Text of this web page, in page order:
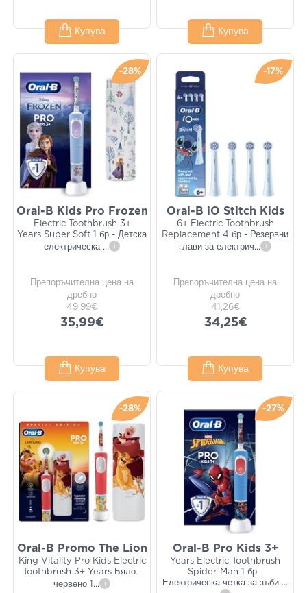
Купува Купува
-28%
Oral-B Kids Pro Frozen
Electric Toothbrush 3+
Years Super Soft 1 бр - Детска
електрическа ... i
Препоръчителна цена на
дребно
49,99€
35,99€
Купува
-17%
Oral-B iO Stitch Kids
6+ Electric Toothbrush
Replacement 4 бр - Резервни
глави за електрич... i
Препоръчителна цена на
дребно
41,26€
34,25€
Купува
-28%
Oral-B Promo The Lion
King Vitality Pro Kids Electric
Toothbrush 3+ Years Бяло -
червено 1 ... i
-27%
Oral-B Pro Kids 3+
Years Electric Toothbrush
Spider-Man 1 бр -
Електрическа четка за зъби ...